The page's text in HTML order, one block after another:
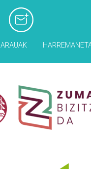
ARAUAK